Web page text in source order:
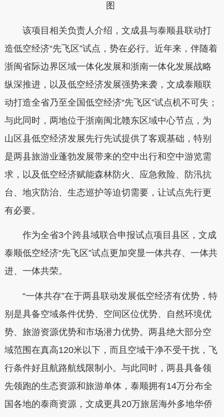
图
该项目相关负责人介绍，文成县与泰顺县联动打
造低空经济“先飞区”试点，势在必行。近年来，伴随着
浙闽省际边界区域一体化发展和浙南一体化发展战略
纵深推进，以及低空经济发展强势来袭，文成泰顺联
动打造全省乃至全国低空经济“先飞区”试点机不可失；
与此同时，两地位于浙南闽北赣东区域中心节点，为
山区县低空经济发展先行先试提供了客观基础，特别
是两县旅游业蓬勃发展带来的空中出行和空中游览需
求，以及低空经济赋能森林防火、应急救险、防汛抗
台、地灾防治、生态巡护等迫切需要，让试点先行更
有必要。
作为全省3个跨县域联合申报试点项目县区，文成
泰顺低空经济“先飞区”试点更加突显一体共存、一体共
进、一体共荣。
“一体共存”在于两县联动发展低空经济有优势，特
别是具备空域条件优势、空间区位优势、自然环境优
势、旅游资源优势和市场潜力优势。两县绝大部分空
域范围在真高120米以下，而且空域干净不受干扰，飞
行条件好且航路航线限制小。与此同时，两县具备领
先领跑的生态资源和旅游单体，泰顺拥有14万分布全
国各地的泰商资源，文成更具20万旅居海外多地华侨